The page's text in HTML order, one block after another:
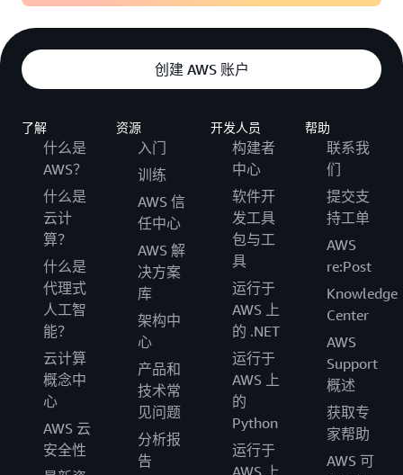
多特蒙德 ：eu-central-1-wl1-dtm-wlz-1
慕尼黑 ：eu-central-1-wl1-muc-wlz-1
选择加入并开始使用”
了解有关德国沃达丰服务计划和网络要求的更多信息”
创建 AWS 账户
了解
什么是
AWS？
什么是
云计
算？
什么是
代理式
人工智
能？
云计算
概念中
心
AWS 云
安全性
资源
入门
训练
AWS 信
任中心
AWS 解
决方案
库
架构中
心
产品和
技术常
见问题
分析报
告
开发人员
构建者
中心
软件开
发工具
包与工
具
运行于
AWS 上
的 .NET
运行于
AWS 上
的
Python
运行于
AWS 上
帮助
联系我
们
提交支
持工单
AWS
re:Post
Knowledge
Center
AWS
Support
概述
获取专
家帮助
AWS 可